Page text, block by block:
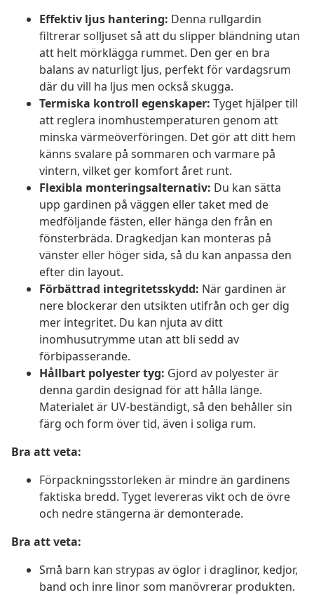
Effektiv ljus hantering: Denna rullgardin
filtrerar solljuset så att du slipper bländning utan
att helt mörklägga rummet. Den ger en bra
balans av naturligt ljus, perfekt för vardagsrum
där du vill ha ljus men också skugga.
Termiska kontroll egenskaper: Tyget hjälper till
att reglera inomhustemperaturen genom att
minska värmeöverföringen. Det gör att ditt hem
känns svalare på sommaren och varmare på
vintern, vilket ger komfort året runt.
Flexibla monteringsalternativ: Du kan sätta
upp gardinen på väggen eller taket med de
medföljande fästen, eller hänga den från en
fönsterbräda. Dragkedjan kan monteras på
vänster eller höger sida, så du kan anpassa den
efter din layout.
Förbättrad integritetsskydd: När gardinen är
nere blockerar den utsikten utifrån och ger dig
mer integritet. Du kan njuta av ditt
inomhusutrymme utan att bli sedd av
förbipasserande.
Hållbart polyester tyg: Gjord av polyester är
denna gardin designad för att hålla länge.
Materialet är UV-beständigt, så den behåller sin
färg och form över tid, även i soliga rum.
Bra att veta:
Förpackningsstorleken är mindre än gardinens
faktiska bredd. Tyget levereras vikt och de övre
och nedre stängerna är demonterade.
Bra att veta:
Små barn kan strypas av öglor i draglinor, kedjor,
band och inre linor som manövrerar produkten.